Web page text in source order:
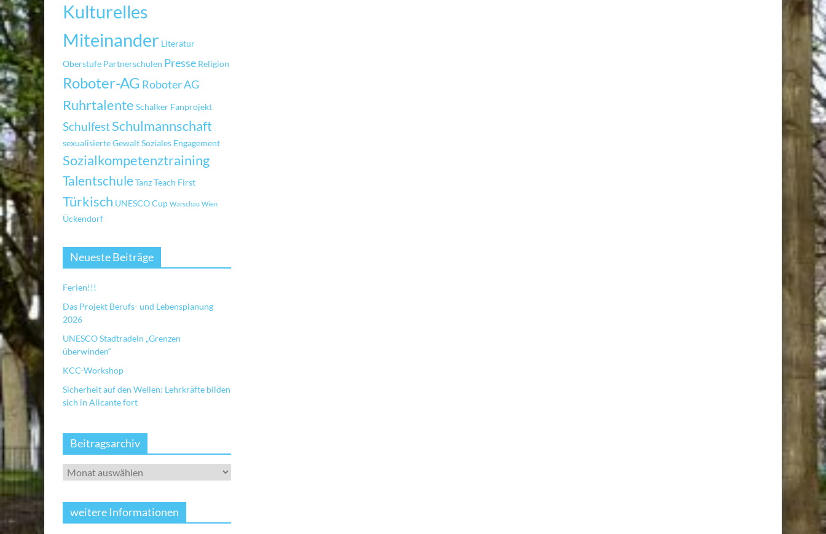
Kulturelles
Miteinander Literatur
Oberstufe Partnerschulen Presse Religion
Roboter-AG Roboter AG
Ruhrtalente Schalker Fanprojekt
SchulfestSchulmannschaft
sexualisierte GewaltSoziales Engagement
Sozialkompetenztraining
TalentschuleTanzTeach First
Türkisch UNESCO Cup Warschau Wien
Ückendorf
Neueste Beiträge
Ferien!!!
Das Projekt Berufs- und Lebensplanung
2026
UNESCO Stadtradeln „Grenzen
überwinden“
KCC-Workshop
Sicherheit auf den Wellen: Lehrkräfte bilden
sich in Alicante fort
Beitragsarchiv
weitere Informationen